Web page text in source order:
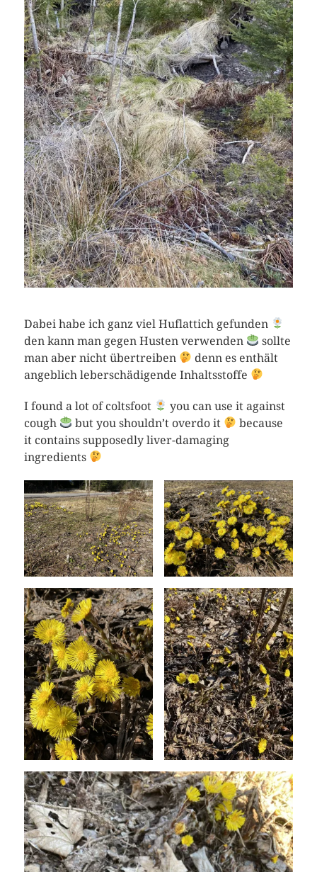
Dabei habe ich ganz viel Huflattich gefunden
den kann man gegen Husten verwenden
sollte
man aber nicht übertreiben
denn es enthält
angeblich leberschädigende Inhaltsstoffe
I found a lot of coltsfoot
you can use it against
cough
but you shouldn’t overdo it
because
it contains supposedly liver-damaging
ingredients